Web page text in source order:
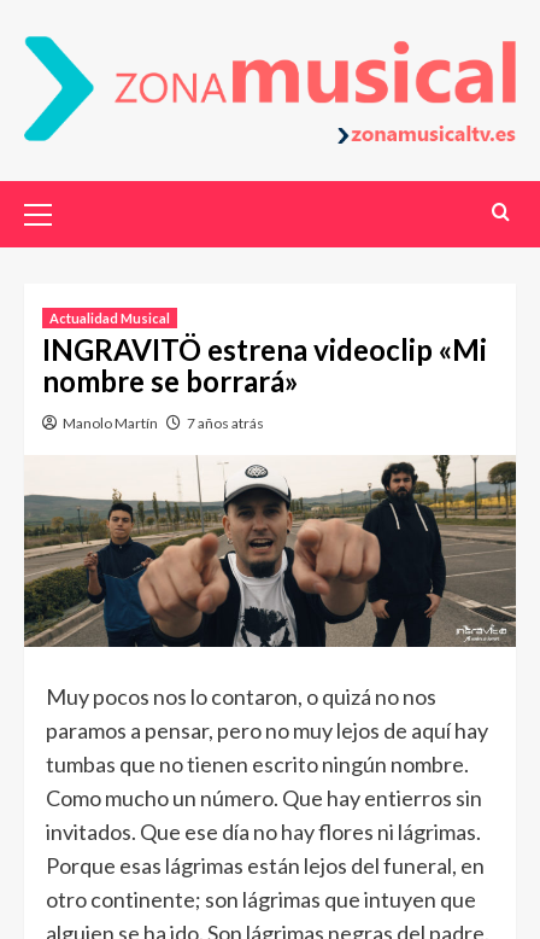
Actualidad Musical
INGRAVITÖ estrena videoclip «Mi
nombre se borrará»
Manolo Martín 7 años atrás
Muy pocos nos lo contaron, o quizá no nos
paramos a pensar, pero no muy lejos de aquí hay
tumbas que no tienen escrito ningún nombre.
Como mucho un número. Que hay entierros sin
invitados. Que ese día no hay flores ni lágrimas.
Porque esas lágrimas están lejos del funeral, en
otro continente; son lágrimas que intuyen que
alguien se ha ido. Son lágrimas negras del padre,